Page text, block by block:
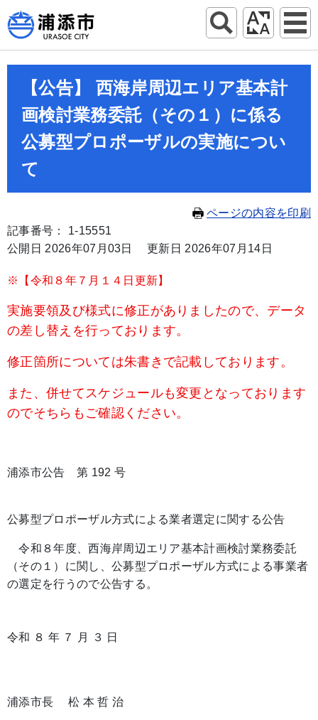
【公告】 西海岸周辺エリア基本計
画検討業務委託（その１）に係る
公募型プロポーザルの実施につい
て
ページの内容を印刷
記事番号： 1-15551
公開日 2026年07月03日
更新日 2026年07月14日
※【令和８年７月１４日更新】
実施要領及び様式に修正がありましたので、データ
の差し替えを行っております。
修正箇所については朱書きで記載しております。
また、併せてスケジュールも変更となっております
のでそちらもご確認ください。
浦添市公告 第 192 号
公募型プロポーザル方式による業者選定に関する公告
令和８年度、西海岸周辺エリア基本計画検討業務委託
（その１）に関し、公募型プロポーザル方式による事業者
の選定を行うので公告する。
令和 ８ 年 ７ 月 ３ 日
浦添市長 松 本 哲 治